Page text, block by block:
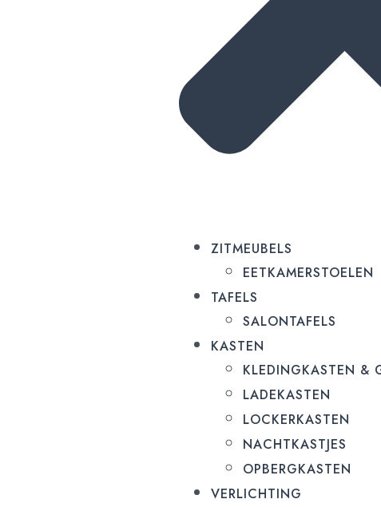
ZITMEUBELS
EETKAMERSTOELEN
TAFELS
SALONTAFELS
KASTEN
KLEDINGKASTEN &
LADEKASTEN
LOCKERKASTEN
NACHTKASTJES
OPBERGKASTEN
VERLICHTING